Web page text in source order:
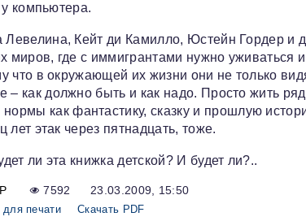
у компьютера.
Кейт ди Камилло, Юстейн Гордер и
миров, где с иммигрантами нужно уживаться
что в окружающей их жизни они не только
как должно быть и как надо. Просто жить
как фантастику, сказку и прошлую
лет этак через пятнадцать, тоже.
ли эта книжка детской? И будет ли?..
7592 23.03.2009, 15:50
для печати Скачать PDF